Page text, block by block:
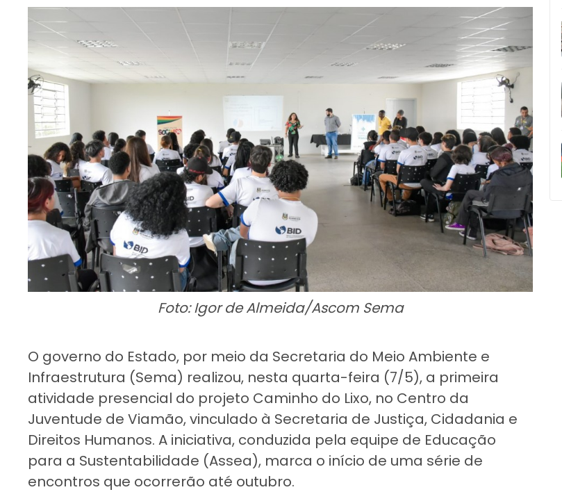
Foto: Igor de Almeida/Ascom Sema
O governo do Estado, por meio da Secretaria do Meio Ambiente e
Infraestrutura (Sema) realizou, nesta quarta-feira (7/5), a primeira
atividade presencial do projeto Caminho do Lixo, no Centro da
Juventude de Viamão, vinculado à Secretaria de Justiça, Cidadania e
Direitos Humanos. A iniciativa, conduzida pela equipe de Educação
para a Sustentabilidade (Assea), marca o início de uma série de
encontros que ocorrerão até outubro.